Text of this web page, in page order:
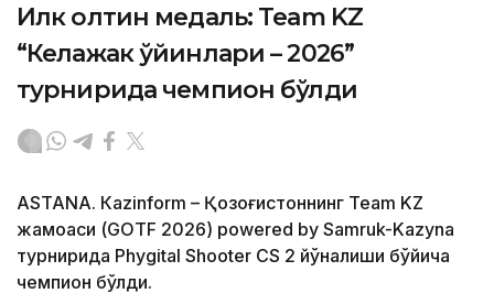
Илк олтин медаль: Team KZ
“Келажак ўйинлари – 2026”
турнирида чемпион бўлди
ASTANА. Кazinform – Қозоғистоннинг Team KZ
жамоаси (GOTF 2026) powered by Samruk-Kazyna
турнирида Phygital Shooter CS 2 йўналиши бўйича
чемпион бўлди.